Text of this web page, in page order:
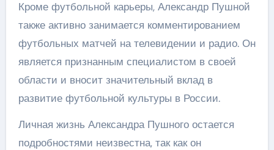
Кроме футбольной карьеры, Александр Пушной
также активно занимается комментированием
футбольных матчей на телевидении и радио. Он
является признанным специалистом в своей
области и вносит значительный вклад в
развитие футбольной культуры в России.
Личная жизнь Александра Пушного остается
подробностями неизвестна, так как он